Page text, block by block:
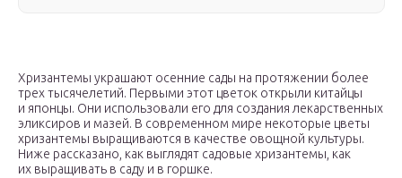
Хризантемы украшают осенние сады на протяжении более
трех тысячелетий. Первыми этот цветок открыли китайцы
и японцы. Они использовали его для создания лекарственных
эликсиров и мазей. В современном мире некоторые цветы
хризантемы выращиваются в качестве овощной культуры.
Ниже рассказано, как выглядят садовые хризантемы, как
их выращивать в саду и в горшке.